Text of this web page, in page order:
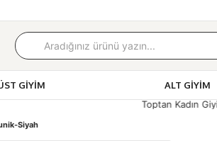
GIYIM ALT GIYIM
Toptan Kadın Giyimin Adresi
Siyah